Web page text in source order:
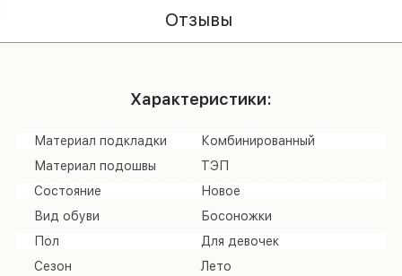
Отзывы
Характеристики:
Материал подкладки
Комбинированный
Материал подошвы
ТЭП
Состояние
Новое
Вид обуви
Босоножки
Пол
Для девочек
Сезон
Лето